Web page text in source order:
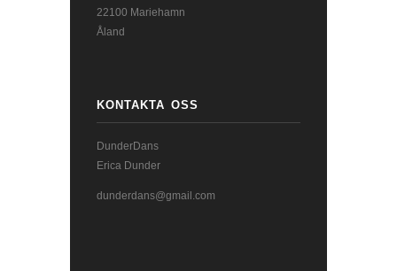
22100 Mariehamn
Åland
KONTAKTA OSS
DunderDans
Erica Dunder
dunderdans@gmail.com